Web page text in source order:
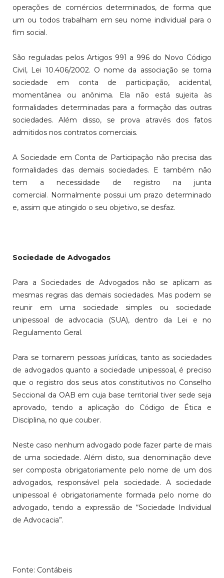
operações de comércios determinados, de forma que
um ou todos trabalham em seu nome individual para o
fim social.
São reguladas pelos Artigos 991 a 996 do Novo Código
Civil, Lei 10.406/2002. O nome da associação se torna
sociedade em conta de participação, acidental,
momentânea ou anônima. Ela não está sujeita às
formalidades determinadas para a formação das outras
sociedades. Além disso, se prova através dos fatos
admitidos nos contratos comerciais.
A Sociedade em Conta de Participação não precisa das
formalidades das demais sociedades. E também não
tem a necessidade de registro na junta
comercial. Normalmente possui um prazo determinado
e, assim que atingido o seu objetivo, se desfaz.
Sociedade de Advogados
Para a Sociedades de Advogados não se aplicam as
mesmas regras das demais sociedades. Mas podem se
reunir em uma sociedade simples ou sociedade
unipessoal de advocacia (SUA), dentro da Lei e no
Regulamento Geral.
Para se tornarem pessoas jurídicas, tanto as sociedades
de advogados quanto a sociedade unipessoal, é preciso
que o registro dos seus atos constitutivos no Conselho
Seccional da OAB em cuja base territorial tiver sede seja
aprovado, tendo a aplicação do Código de Ética e
Disciplina, no que couber.
Neste caso nenhum advogado pode fazer parte de mais
de uma sociedade. Além disto, sua denominação deve
ser composta obrigatoriamente pelo nome de um dos
advogados, responsável pela sociedade. A sociedade
unipessoal é obrigatoriamente formada pelo nome do
advogado, tendo a expressão de “Sociedade Individual
de Advocacia”.
Fonte: Contábeis